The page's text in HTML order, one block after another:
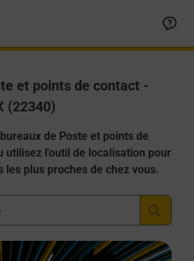
et points de contact -
(22340)
de Poste et points de
utilisez l'outil de localisation pour
les plus proches de chez vous.
Postal